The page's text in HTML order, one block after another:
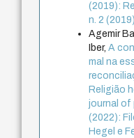
(2019):
n. 2
Agemir
Iber,A
mal na
Religião
journal of
(2022):
Hegel e